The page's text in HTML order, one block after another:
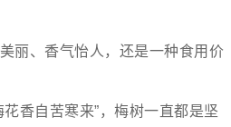
丽、香气怡人，还是一种食用价
香自苦寒来”，梅树一直都是坚